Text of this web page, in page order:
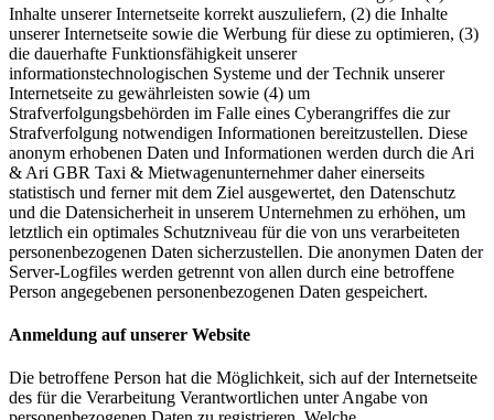
Inhalte unserer Internetseite korrekt auszuliefern, (2) die Inhalte
unserer Internetseite sowie die Werbung für diese zu optimieren, (3)
die dauerhafte Funktionsfähigkeit unserer
informationstechnologischen Systeme und der Technik unserer
Internetseite zu gewährleisten sowie (4) um
Strafverfolgungsbehörden im Falle eines Cyberangriffes die zur
Strafverfolgung notwendigen Informationen bereitzustellen. Diese
anonym erhobenen Daten und Informationen werden durch die Ari
& Ari GBR Taxi & Mietwagenunternehmer daher einerseits
statistisch und ferner mit dem Ziel ausgewertet, den Datenschutz
und die Datensicherheit in unserem Unternehmen zu erhöhen, um
letztlich ein optimales Schutzniveau für die von uns verarbeiteten
personenbezogenen Daten sicherzustellen. Die anonymen Daten der
Server-Logfiles werden getrennt von allen durch eine betroffene
Person angegebenen personenbezogenen Daten gespeichert.
Anmeldung auf unserer Website
Die betroffene Person hat die Möglichkeit, sich auf der Internetseite
des für die Verarbeitung Verantwortlichen unter Angabe von